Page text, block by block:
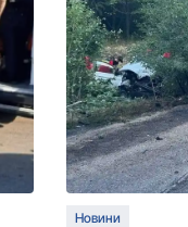
Новини